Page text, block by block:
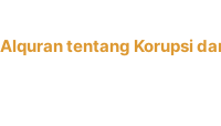
tentang Korupsi